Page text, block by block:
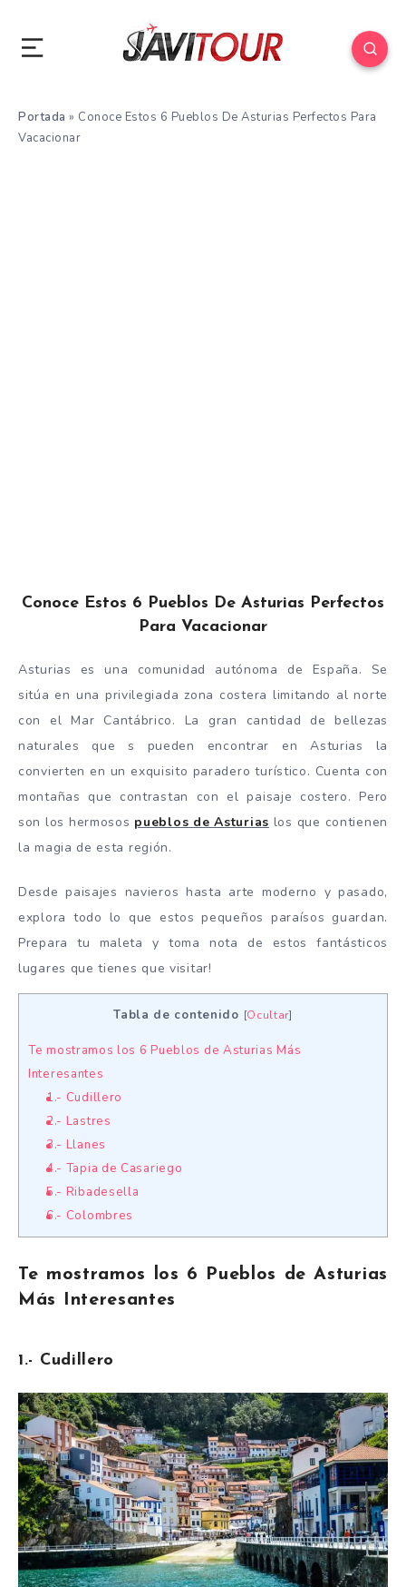
Portada » Conoce Estos 6 Pueblos De Asturias Perfectos Para
Vacacionar
Conoce Estos 6 Pueblos De Asturias Perfectos
Para Vacacionar
Asturias es una comunidad autónoma de España. Se
sitúa en una privilegiada zona costera limitando al norte
con el Mar Cantábrico. La gran cantidad de bellezas
naturales que s pueden encontrar en Asturias la
convierten en un exquisito paradero turístico. Cuenta con
montañas que contrastan con el paisaje costero. Pero
son los hermosos pueblos de Asturias los que contienen
la magia de esta región.
Desde paisajes navieros hasta arte moderno y pasado,
explora todo lo que estos pequeños paraísos guardan.
Prepara tu maleta y toma nota de estos fantásticos
lugares que tienes que visitar!
Tabla de contenido [Ocultar]
Te mostramos los 6 Pueblos de Asturias Más
Interesantes
1.- Cudillero
2.- Lastres
3.- Llanes
4.- Tapia de Casariego
5.- Ribadesella
6.- Colombres
Te mostramos los 6 Pueblos de Asturias
Más Interesantes
1.- Cudillero